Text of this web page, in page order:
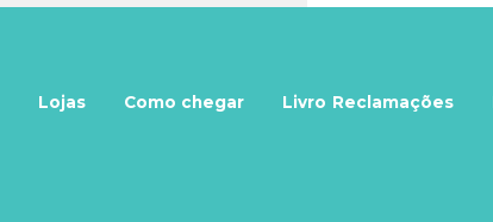
Lojas Como chegar Livro Reclamações